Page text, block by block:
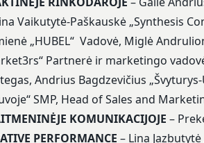
Vaikutytė-Paškauskė „Synthesis
„HUBEL“ Vadovė, Miglė
Partnerė ir marketingo
Andrius Bagdzevičius
SMP, Head of Sales and
KOMUNIKACIJOJE –
PERFORMANCE – Lina